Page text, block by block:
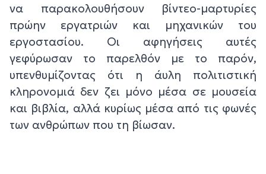
να παρακολουθήσουν βίντεο-μαρτυρίες
πρώην εργατριών και μηχανικών του
εργοστασίου. Οι αφηγήσεις αυτές
γεφύρωσαν το παρελθόν με το παρόν,
υπενθυμίζοντας ότι η άυλη πολιτιστική
κληρονομιά δεν ζει μόνο μέσα σε μουσεία
και βιβλία, αλλά κυρίως μέσα από τις φωνές
των ανθρώπων που τη βίωσαν.